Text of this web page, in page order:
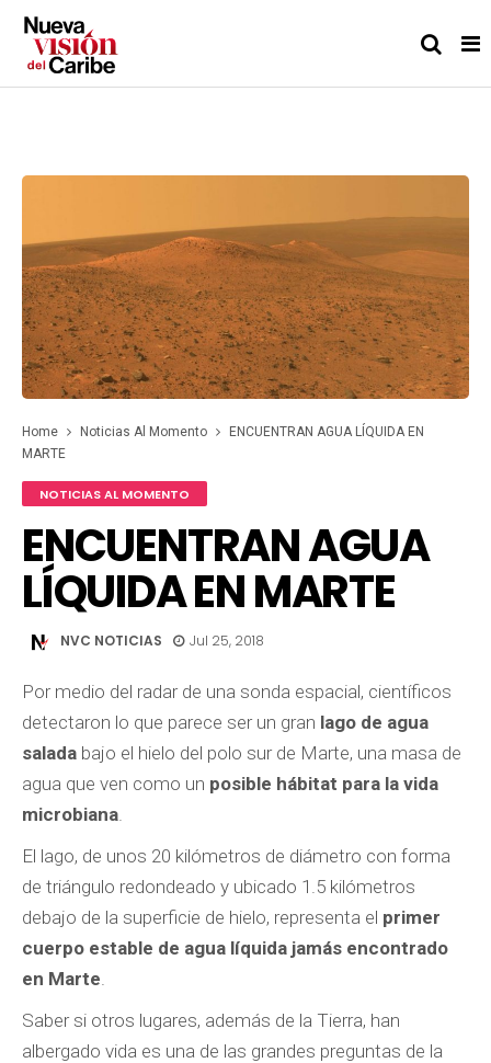
Home Noticias Al Momento
ENCUENTRAN AGUA LÍQUIDA EN
MARTE
NOTICIAS AL MOMENTO
ENCUENTRAN AGUA
LÍQUIDA EN MARTE
NVC NOTICIAS Jul 25, 2018
Por medio del radar de una sonda espacial, científicos
detectaron lo que parece ser un gran lago de agua
salada bajo el hielo del polo sur de Marte, una masa de
agua que ven como un posible hábitat para la vida
microbiana.
El lago, de unos 20 kilómetros de diámetro con forma
de triángulo redondeado y ubicado 1.5 kilómetros
debajo de la superficie de hielo, representa el primer
cuerpo estable de agua líquida jamás encontrado
en Marte.
Saber si otros lugares, además de la Tierra, han
albergado vida es una de las grandes preguntas de la